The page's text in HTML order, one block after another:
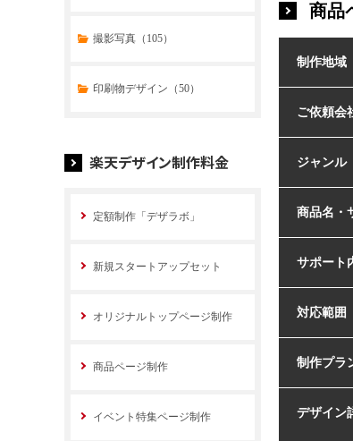
商品
制作地域
ご依頼会
ジャンル
商品名・
サポート
対応範囲
制作プラ
デザイン
商品ページデザイン（769）
特集ページデザイン（59）
撮影写真（105）
印刷物デザイン（50）
楽天デザイン制作料金
定額制作「デザラボ」
新規スタートアップセット
オリジナルトップページ制作
商品ページ制作
イベント特集ページ制作